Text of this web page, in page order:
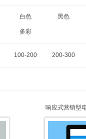
白色 黑色
多彩
100-200 200-300
响应式营销型